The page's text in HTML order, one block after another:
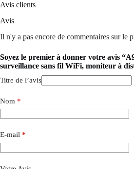
Avis clients
Avis
Il n'y a pas encore de commentaires sur le
Soyez le premier à donner votre avis
surveillance sans fil WiFi, moniteur à
Titre de l’avis
Nom *
E-mail *